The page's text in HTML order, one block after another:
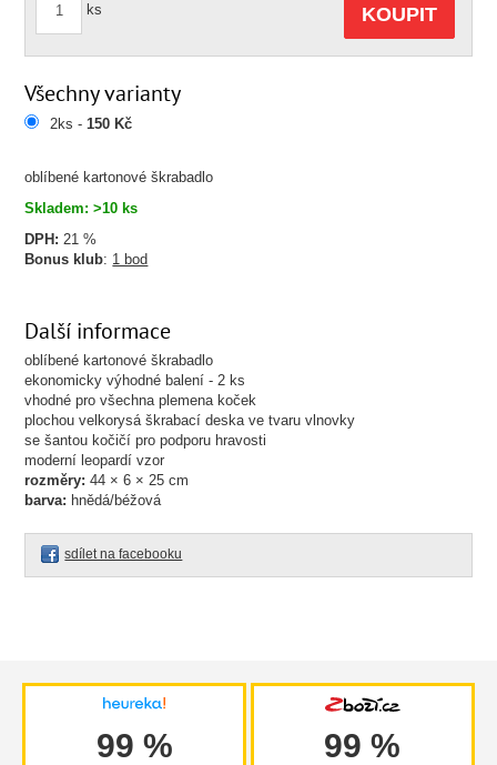
oblíbené kartonové škrabadlo
Skladem: >10 ks
DPH: 21 %
Bonus klub: 1 bod
ks KOUPIT
Všechny varianty
2ks -150 Kč
Další informace
oblíbené kartonové škrabadlo
ekonomicky výhodné balení - 2 ks
vhodné pro všechna plemena koček
plochou velkorysá škrabací deska ve tvaru vlnovky
se šantou kočičí pro podporu hravosti
moderní leopardí vzor
rozměry: 44 × 6 × 25 cm
barva: hnědá/béžová
sdílet na facebooku
99 % 99 %